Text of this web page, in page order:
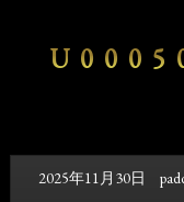
2025年11月30日